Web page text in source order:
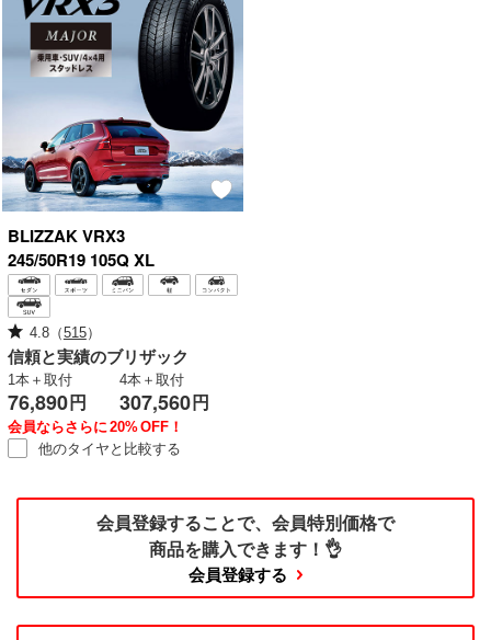
BLIZZAKVRX3
245/50R19 105Q XL
4.8（515）
信頼と実績のブリザック
1本＋取付
76,890 円
4本＋取付
307,560 円
会員ならさらに 20%OFF！
他のタイヤと 比較する
会員登録することで、 会員特別価格で
商品を購入できます！👌
会員登録する